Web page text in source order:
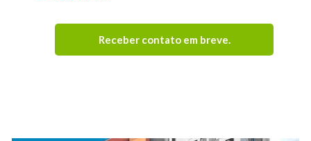
Receber contato em breve.